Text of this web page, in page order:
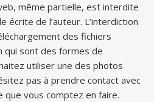
même partielle, est interdite
écrite de l’auteur. L’interdiction
des fichiers
qui sont des formes de
utiliser une des photos
pas à prendre contact avec
que vous comptez en faire.